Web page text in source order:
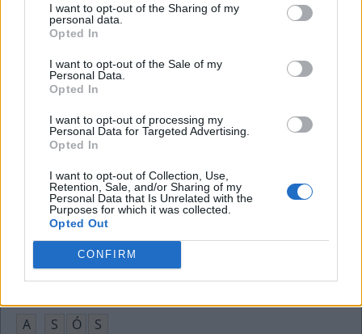
I want to opt-out of the Sharing of my
personal data.
Opted In
I want to opt-out of the Sale of my
Personal Data.
Opted In
I want to opt-out of processing my
Personal Data for Targeted Advertising.
Opted In
I want to opt-out of Collection, Use,
Retention, Sale, and/or Sharing of my
Personal Data that Is Unrelated with the
Purposes for which it was collected.
Opted Out
CONFIRM
Tipo de fita em que se gravava música, antigamente
A
E
Famosa fabricante de impressoras dos EUA
P
A nona letra do alfabeto grego
O T
A
Vive Alice e Jane Eyre no cinema, __ Wasikowska
A
S Ó
S